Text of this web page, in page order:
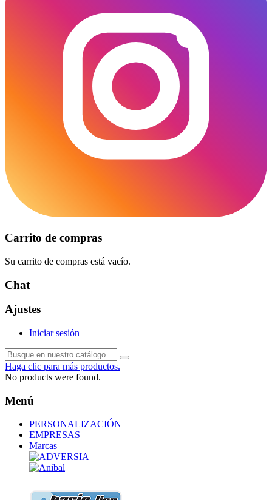
Carrito de compras
Su carrito de compras está vacío.
Chat
Ajustes
Iniciar sesión
Haga clic para más productos.
No products were found.
Menú
PERSONALIZACIÓN
EMPRESAS
Marcas